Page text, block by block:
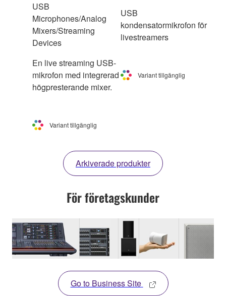
USB
Microphones/Analog
Mixers/Streaming
Devices
En live streaming USB-
mikrofon med integrerad
högpresterande mixer.
Variant tillgänglig
USB
kondensatormikrofon för
livestreamers
Variant tillgänglig
Arkiverade produkter
För företagskunder
Go to Business Site